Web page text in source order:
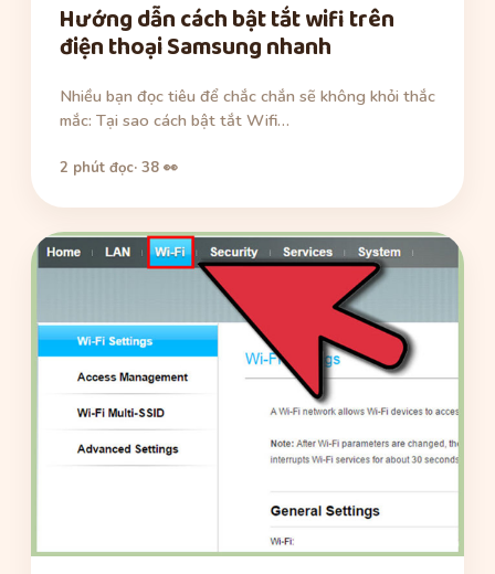
Hướng dẫn cách bật tắt wifi trên
điện thoại Samsung nhanh
Nhiều bạn đọc tiêu để chắc chắn sẽ không khỏi thắc
mắc: Tại sao cách bật tắt Wifi…
2 phút đọc· 38 👀